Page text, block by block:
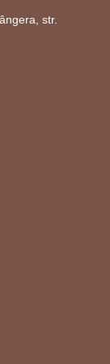
sau să
și
în
str.